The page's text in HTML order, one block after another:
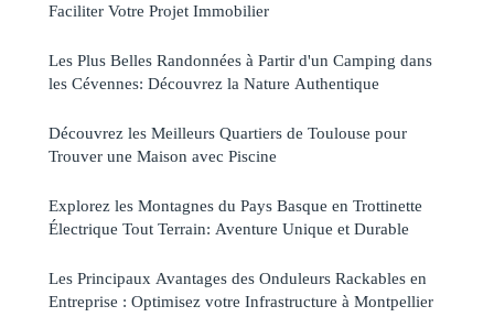
Faciliter Votre Projet Immobilier
Les Plus Belles Randonnées à Partir d'un Camping dans
les Cévennes: Découvrez la Nature Authentique
Découvrez les Meilleurs Quartiers de Toulouse pour
Trouver une Maison avec Piscine
Explorez les Montagnes du Pays Basque en Trottinette
Électrique Tout Terrain: Aventure Unique et Durable
Les Principaux Avantages des Onduleurs Rackables en
Entreprise : Optimisez votre Infrastructure à Montpellier